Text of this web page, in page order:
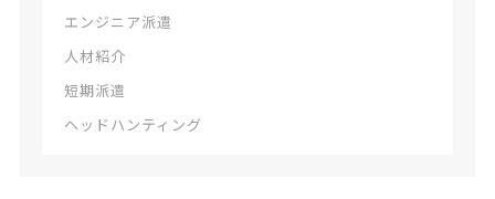
エンジニア派遣
人材紹介
短期派遣
ヘッドハンティング